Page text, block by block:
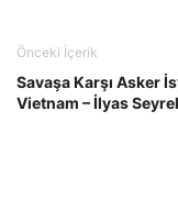
Önceki İçerik
Savaşa Karşı Asker
Vietnam – İlyas